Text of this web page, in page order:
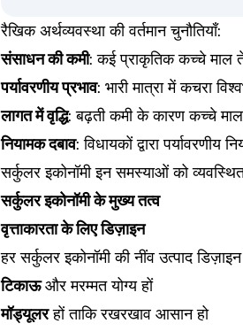
रैखिक अर्थव्यवस्था की वर्तमान चुनौतियाँ:
संसाधन की कमी: कई प्राकृतिक कच्चे माल
पर्यावरणीय प्रभाव: भारी मात्रा में कचरा
लागत में वृद्धि: बढ़ती कमी के कारण कच्चे
नियामक दबाव: विधायकों द्वारा
सर्कुलर इकोनॉमी इन समस्याओं को
सर्कुलर इकोनॉमी के मुख्य तत्व
वृत्ताकारता के लिए डिज़ाइन
हर सर्कुलर इकोनॉमी की नींव उत्पाद
टिकाऊऔर मरम्मत योग्य हों
मॉड्यूलरहों ताकि रखरखाव आसान हो